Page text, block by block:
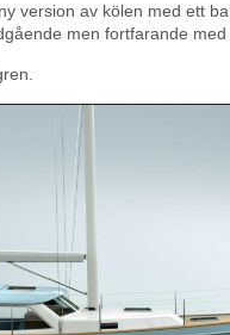
version av kölen med ett
men fortfarande